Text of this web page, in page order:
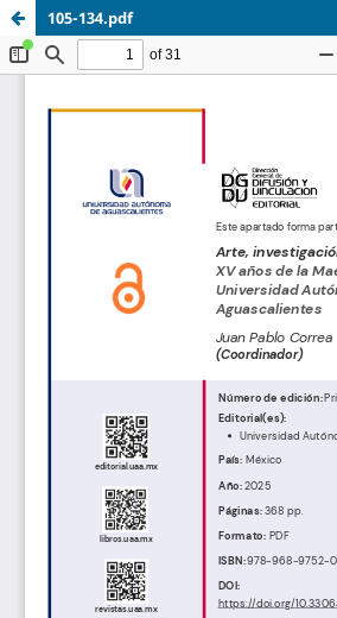
105-134.pdf